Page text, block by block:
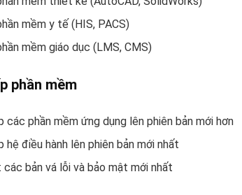
mềm y tế (HIS, PACS)
mềm giáo dục (LMS, CMS)
phần mềm
các phần mềm ứng dụng lên phiên bản mới hơn
hệ điều hành lên phiên bản mới nhất
các bản vá lỗi và bảo mật mới nhất